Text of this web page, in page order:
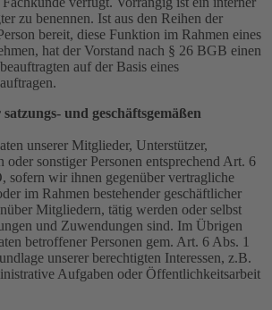
zu benennen. Ist aus den Reihen der
bereit, diese Funktion im Rahmen eines
hat der Vorstand nach § 26 BGB einen
auf der Basis eines
und geschäftsgemäßen
unserer Mitglieder, Unterstützer,
oder sonstiger Personen entsprechend Art. 6
sofern wir ihnen gegenüber vertragliche
im Rahmen bestehender geschäftlicher
Mitgliedern, tätig werden oder selbst
und Zuwendungen sind. Im Übrigen
betroffener Personen gem. Art. 6 Abs. 1
unserer berechtigten Interessen, z.B.
Aufgaben oder Öffentlichkeitsarbeit